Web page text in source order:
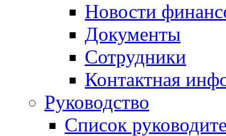
Новости
Документы
Сотрудники
Контактная
Руководство
Список